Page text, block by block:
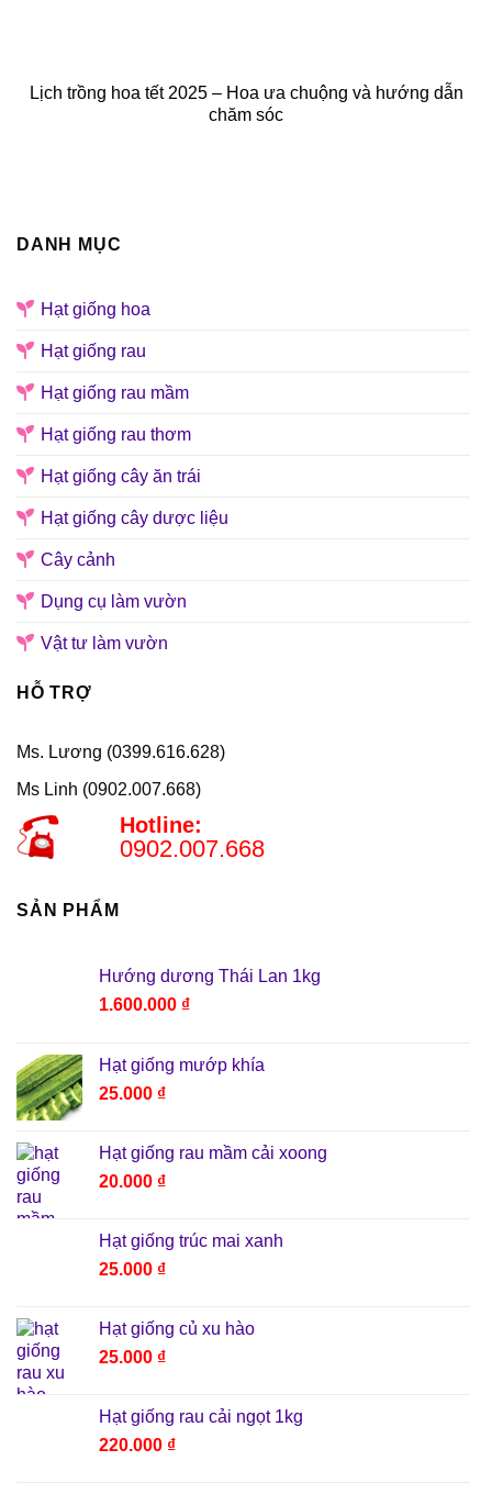
DANH MỤC
Hạt giống hoa
Hạt giống rau
Hạt giống rau mầm
Hạt giống rau thơm
Hạt giống cây ăn trái
Hạt giống cây dược liệu
Cây cảnh
Dụng cụ làm vườn
Vật tư làm vườn
HỖ TRỢ
Ms. Lương (0399.616.628)
Ms Linh (0902.007.668)
Hotline:
0902.007.668
SẢN PHẨM
Hướng dương Thái Lan 1kg
1.600.000 ₫
Hạt giống mướp khía
25.000 ₫
Hạt giống rau mầm cải xoong
20.000 ₫
Hạt giống trúc mai xanh
25.000 ₫
Hạt giống củ xu hào
25.000 ₫
Hạt giống rau cải ngọt 1kg
220.000 ₫
Lịch trồng hoa tết 2025 – Hoa ưa chuộng và hướng dẫn
chăm sóc